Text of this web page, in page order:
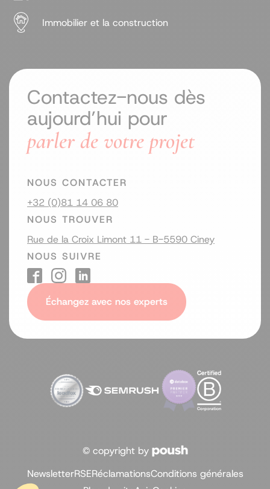
Immobilier et la construction
Contactez-nous dès
aujourd’hui pour
parler de votre projet
NOUS CONTACTER
+32 (0)81 14 06 80
NOUS TROUVER
Rue de la Croix Limont 11 - B-5590 Ciney
NOUS SUIVRE
Échangez avec nos experts
© copyright by
NewsletterRSERéclamationsConditions générales